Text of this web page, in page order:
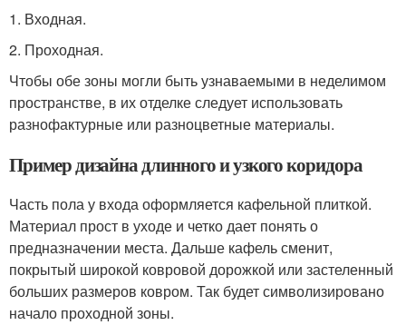
1.​ Входная.
2.​ Проходная.
Чтобы обе зоны могли быть узнаваемыми в неделимом
пространстве, в их отделке следует использовать
разнофактурные или разноцветные материалы.
Пример дизайна длинного и узкого коридора
Часть пола у входа оформляется кафельной плиткой.
Материал прост в уходе и четко дает понять о
предназначении места. Дальше кафель сменит,
покрытый широкой ковровой дорожкой или застеленный
больших размеров ковром. Так будет символизировано
начало проходной зоны.